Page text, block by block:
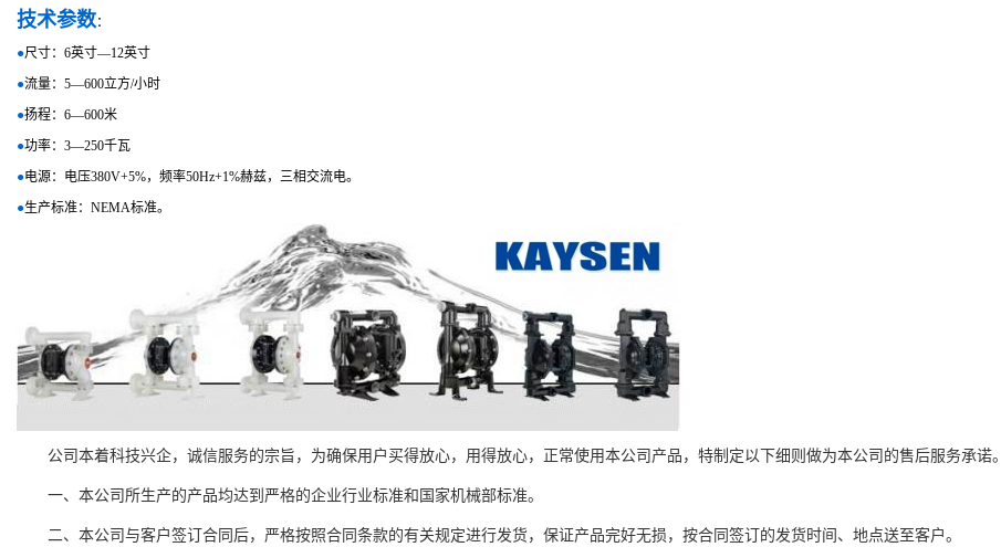
技术参数：
●尺寸：6英寸—12英寸
●流量：5—600立方/小时
●扬程：6—600米
●功率：3—250千瓦
●电源：电压380V+5%，频率50Hz+1%赫兹，三相交流电。
●生产标准：NEMA标准。
公司本着科技兴企，诚信服务的宗旨，为确保用户买得放心，用得放心，正常使用本公司产品，特制定以下细则做为本公司的售后服务承诺。
一、本公司所生产的产品均达到严格的企业行业标准和国家机械部标准。
二、本公司与客户签订合同后，严格按照合同条款的有关规定进行发货，保证产品完好无损，按合同签订的发货时间、地点送至客户。